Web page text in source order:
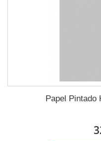
Papel Pintado